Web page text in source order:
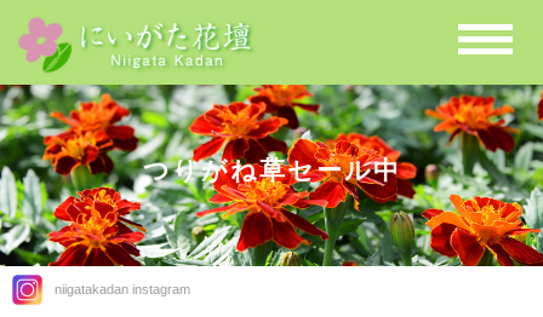
niigatakadan instagram
つりがね草セール中